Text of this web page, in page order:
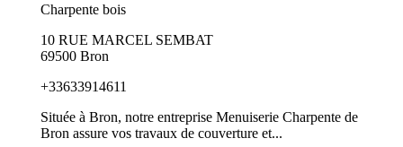
Charpente bois
10 RUE MARCEL SEMBAT
69500 Bron
+33633914611
Située à Bron, notre entreprise Menuiserie Charpente de
Bron assure vos travaux de couverture et...